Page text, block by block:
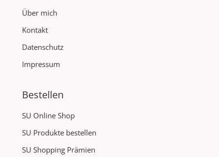
Über mich
Kontakt
Datenschutz
Impressum
Bestellen
SU Online Shop
SU Produkte bestellen
SU Shopping Prämien